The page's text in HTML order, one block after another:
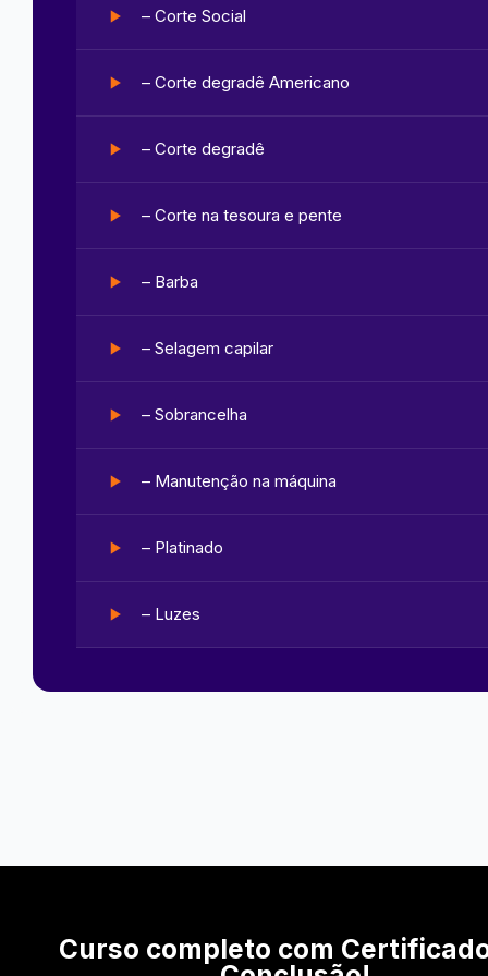
– Corte Social
– Corte degradê Americano
– Corte degradê
– Corte na tesoura e pente
– Barba
– Selagem capilar
– Sobrancelha
– Manutenção na máquina
– Platinado
– Luzes
Curso completo com